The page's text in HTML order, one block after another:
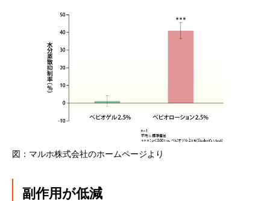
図：マルホ株式会社のホームページより
副作用が低減